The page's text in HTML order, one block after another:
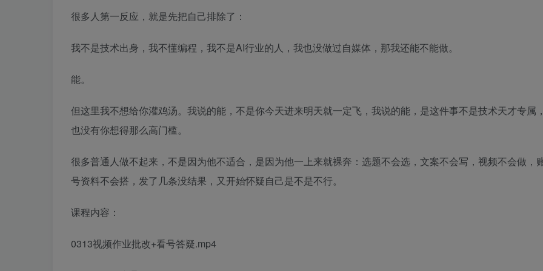
很多人第一反应，就是先把自己排除了：
我不是技术出身，我不懂编程，我不是AI行业的人，我也没做过自媒体，那我还能不能做。
能。
但这里我不想给你灌鸡汤。我说的能，不是你今天进来明天就一定飞，我说的能，是这件事不是技术天才专属
也没有你想得那么高门槛。
很多普通人做不起来，不是因为他不适合，是因为他一上来就裸奔：选题不会选，文案不会写，视频不会做，
号资料不会搭，发了几条没结果，又开始怀疑自己是不是不行。
课程内容：
0313视频作业批改+看号答疑.mp4